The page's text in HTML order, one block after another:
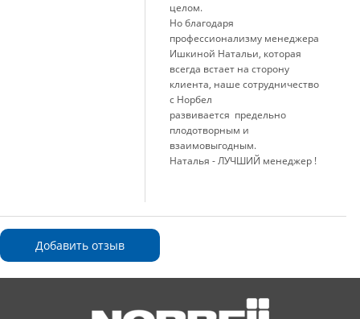
целом.
Но благодаря
профессионализму менеджера
Ишкиной Натальи, которая
всегда встает на сторону
клиента, наше сотрудничество
с Норбел
развивается предельно
плодотворным и
взаимовыгодным.
Наталья - ЛУЧШИЙ менеджер !
Добавить отзыв